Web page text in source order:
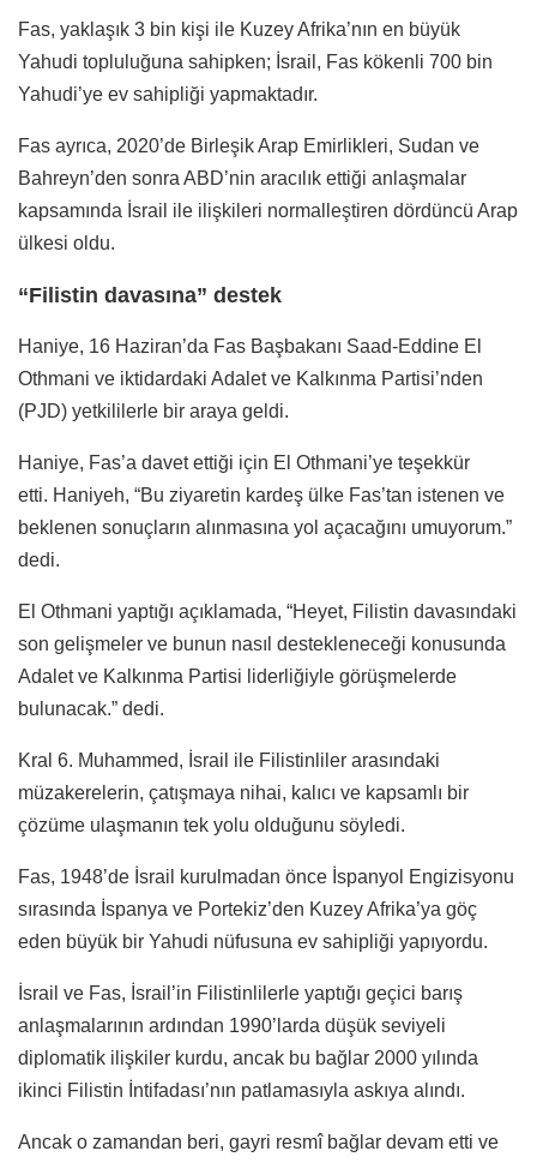
Fas, yaklaşık 3 bin kişi ile Kuzey Afrika’nın en büyük
Yahudi topluluğuna sahipken; İsrail, Fas kökenli 700 bin
Yahudi’ye ev sahipliği yapmaktadır.
Fas ayrıca, 2020’de Birleşik Arap Emirlikleri, Sudan ve
Bahreyn’den sonra ABD’nin aracılık ettiği anlaşmalar
kapsamında İsrail ile ilişkileri normalleştiren dördüncü Arap
ülkesi oldu.
“Filistin davasına” destek
Haniye, 16 Haziran’da Fas Başbakanı Saad-Eddine El
Othmani ve iktidardaki Adalet ve Kalkınma Partisi’nden
(PJD) yetkililerle bir araya geldi.
Haniye, Fas’a davet ettiği için El Othmani’ye teşekkür
etti. Haniyeh, “Bu ziyaretin kardeş ülke Fas’tan istenen ve
beklenen sonuçların alınmasına yol açacağını umuyorum.”
dedi.
El Othmani yaptığı açıklamada, “Heyet, Filistin davasındaki
son gelişmeler ve bunun nasıl destekleneceği konusunda
Adalet ve Kalkınma Partisi liderliğiyle görüşmelerde
bulunacak.” dedi.
Kral 6. Muhammed, İsrail ile Filistinliler arasındaki
müzakerelerin, çatışmaya nihai, kalıcı ve kapsamlı bir
çözüme ulaşmanın tek yolu olduğunu söyledi.
Fas, 1948’de İsrail kurulmadan önce İspanyol Engizisyonu
sırasında İspanya ve Portekiz’den Kuzey Afrika’ya göç
eden büyük bir Yahudi nüfusuna ev sahipliği yapıyordu.
İsrail ve Fas, İsrail’in Filistinlilerle yaptığı geçici barış
anlaşmalarının ardından 1990’larda düşük seviyeli
diplomatik ilişkiler kurdu, ancak bu bağlar 2000 yılında
ikinci Filistin İntifadası’nın patlamasıyla askıya alındı.
Ancak o zamandan beri, gayri resmî bağlar devam etti ve